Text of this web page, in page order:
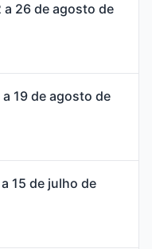
a 26 de agosto de
19 de agosto de
15 de julho de